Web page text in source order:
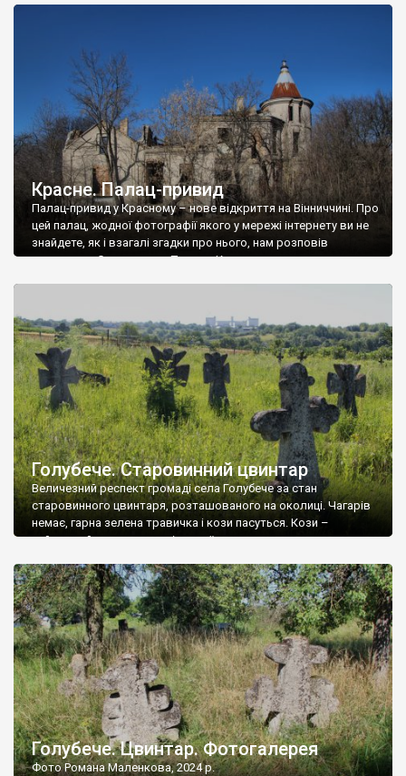
Красне. Палац-привид
Палац-привид у Красному – нове відкриття на Вінниччині. Про
цей палац, жодної фотографії якого у мережі інтернету ви не
знайдете, як і взагалі згадки про нього, нам розповів
мешканець Самгородка. Палац у Красному вразив не лише
Голубече. Старовинний цвинтар
Величезний респект громаді села Голубече за стан
старовинного цвинтаря, розташованого на околиці. Чагарів
немає, гарна зелена травичка і кози пасуться. Кози –
найкращий регулятор шкідливої, для старих кладовищ,
бруньками, кози ті бруньки обгризають, бо то улюблений
делікатес. На цвинтарі у Голубечому ціла колекція
різноманітних форм хрестів. Село відносно невелике, […]
Голубече. Цвинтар. Фотогалерея
Фото Романа Маленкова, 2024 р.